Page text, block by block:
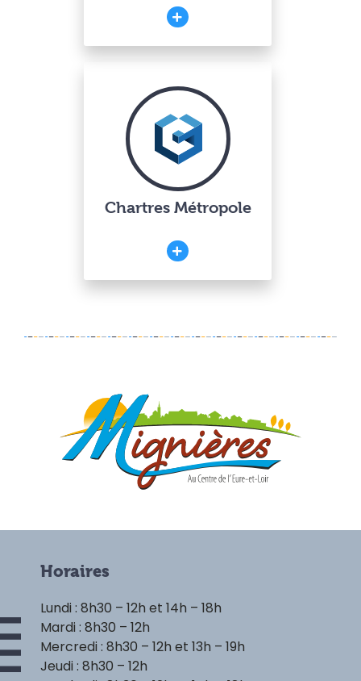
Chartres Métropole
Horaires
Lundi : 8h30 – 12h et 14h – 18h
Mardi : 8h30 – 12h
Mercredi : 8h30 – 12h et 13h – 19h
Jeudi : 8h30 – 12h